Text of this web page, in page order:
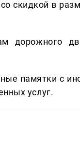
скидкой в
дорожного
памятки с
услуг.